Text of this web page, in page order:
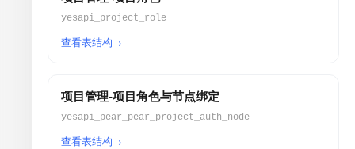
yesapi_project_role
查看表结构
项目管理-项目角色与节点绑定
yesapi_pear_pear_project_auth_node
查看表结构